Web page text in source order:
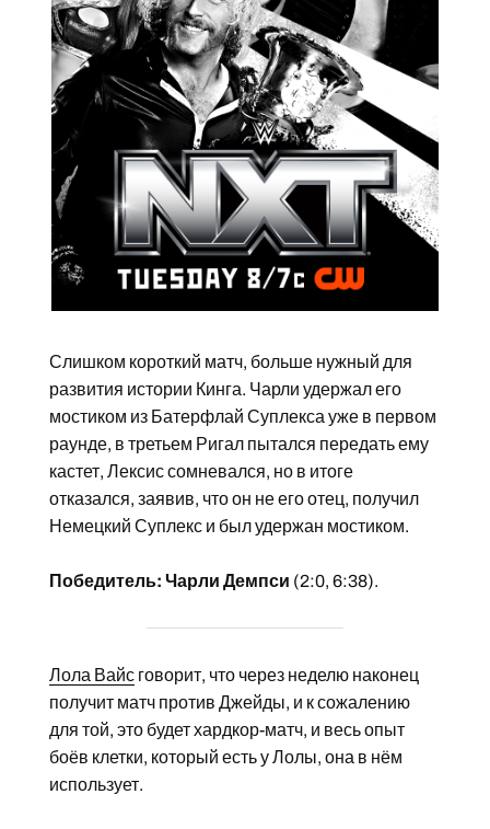
Слишком короткий матч, больше нужный для
развития истории Кинга. Чарли удержал его
мостиком из Батерфлай Суплекса уже в первом
раунде, в третьем Ригал пытался передать ему
кастет, Лексис сомневался, но в итоге
отказался, заявив, что он не его отец, получил
Немецкий Суплекс и был удержан мостиком.
Победитель: Чарли Демпси (2:0, 6:38).
Лола Вайсговорит, что через неделю наконец
получит матч против Джейды, и к сожалению
для той, это будет хардкор-матч, и весь опыт
боёв клетки, который есть у Лолы, она в нём
использует.